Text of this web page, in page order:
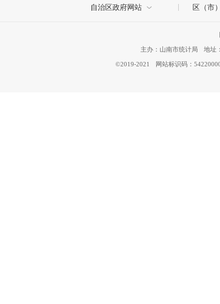
自治区政府网站 区（市
主办：山南市统计局 地址
©2019-2021 网站标识码：